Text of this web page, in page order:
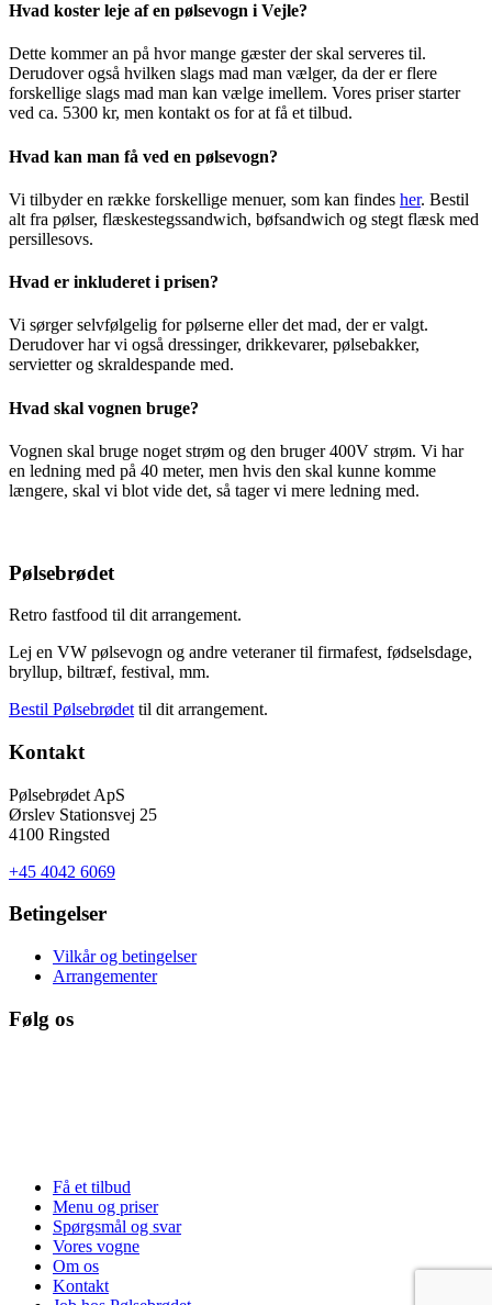
Hvad koster leje af en pølsevogn i Vejle?
Dette kommer an på hvor mange gæster der skal serveres til.
Derudover også hvilken slags mad man vælger, da der er flere
forskellige slags mad man kan vælge imellem. Vores priser starter
ved ca. 5300 kr, men kontakt os for at få et tilbud.
Hvad kan man få ved en pølsevogn?
Vi tilbyder en række forskellige menuer, som kan findes her. Bestil
alt fra pølser, flæskestegssandwich, bøfsandwich og stegt flæsk med
persillesovs.
Hvad er inkluderet i prisen?
Vi sørger selvfølgelig for pølserne eller det mad, der er valgt.
Derudover har vi også dressinger, drikkevarer, pølsebakker,
servietter og skraldespande med.
Hvad skal vognen bruge?
Vognen skal bruge noget strøm og den bruger 400V strøm. Vi har
en ledning med på 40 meter, men hvis den skal kunne komme
længere, skal vi blot vide det, så tager vi mere ledning med.
Pølsebrødet
Retro fastfood til dit arrangement.
Lej en VW pølsevogn og andre veteraner til firmafest, fødselsdage,
bryllup, biltræf, festival, mm.
Bestil Pølsebrødet til dit arrangement.
Kontakt
Pølsebrødet ApS
Ørslev Stationsvej 25
4100 Ringsted
+45 4042 6069
Betingelser
Vilkår og betingelser
Arrangementer
Følg os
Få et tilbud
Menu og priser
Spørgsmål og svar
Vores vogne
Om os
Kontakt